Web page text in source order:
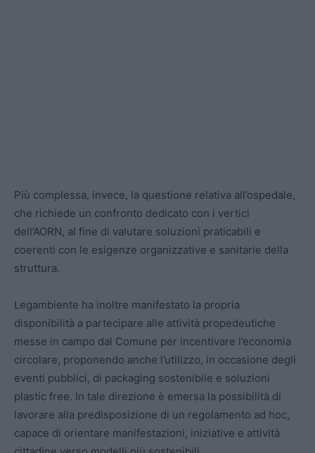
Più complessa, invece, la questione relativa all’ospedale,
che richiede un confronto dedicato con i vertici
dell’AORN, al fine di valutare soluzioni praticabili e
coerenti con le esigenze organizzative e sanitarie della
struttura.
Legambiente ha inoltre manifestato la propria
disponibilità a partecipare alle attività propedeutiche
messe in campo dal Comune per incentivare l’economia
circolare, proponendo anche l’utilizzo, in occasione degli
eventi pubblici, di packaging sostenibile e soluzioni
plastic free. In tale direzione è emersa la possibilità di
lavorare alla predisposizione di un regolamento ad hoc,
capace di orientare manifestazioni, iniziative e attività